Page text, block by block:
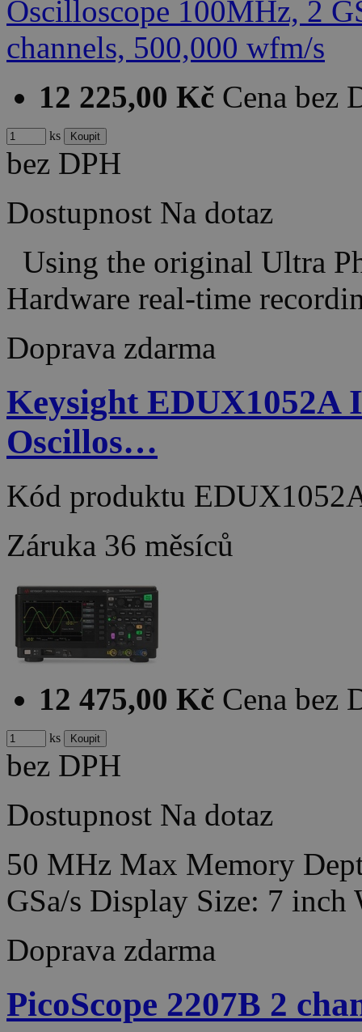
12 225,00 Kč Cena bez
ks
bez DPH
Dostupnost Na dotaz
Using the original Ultra
Hardware real-time
Doprava zdarma
Keysight EDUX1052A
Oscillos…
Kód produktu
Záruka 36 měsíců
12 475,00 Kč Cena bez
ks
bez DPH
Dostupnost Na dotaz
50 MHz Max Memory
GSa/s Display Size: 7
Doprava zdarma
PicoScope 2207B 2